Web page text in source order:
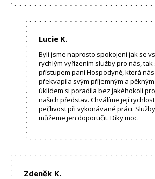
Lucie K.
Byli jsme naprosto spokojeni jak se
rychlým vyřízením služby pro nás,
přístupem paní Hospodyně, která
překvapila svým příjemným a
úklidem si poradila bez jakéhokoli
našich představ. Chválíme její
pečlivost při vykonávané práci.
můžeme jen doporučit. Díky moc.
Zdeněk K.